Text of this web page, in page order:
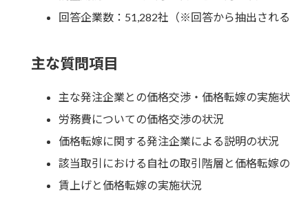
回答企業数：51,282社（※回答から抽出される
主な質問項目
主な発注企業との価格交渉・価格転嫁の実施
労務費についての価格交渉の状況
価格転嫁に関する発注企業による説明の状況
該当取引における自社の取引階層と価格転嫁
賃上げと価格転嫁の実施状況